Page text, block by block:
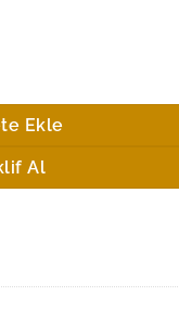
Ekle
Al